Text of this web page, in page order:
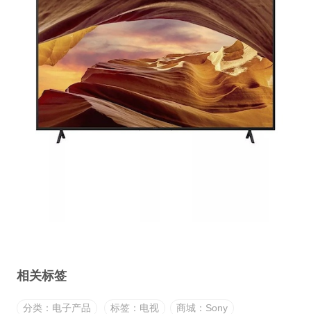
相关标签
分类：电子产品 标签：电视 商城：Sony